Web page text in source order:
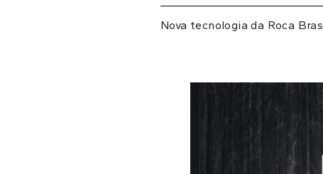
Nova tecnologia da Roca